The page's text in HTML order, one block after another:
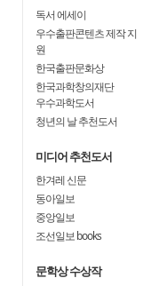
독서 에세이
우수출판콘텐츠 제작 지
원
한국출판문화상
한국과학창의재단
우수과학도서
청년의 날 추천도서
미디어 추천도서
한겨레 신문
동아일보
중앙일보
조선일보 books
문학상 수상작